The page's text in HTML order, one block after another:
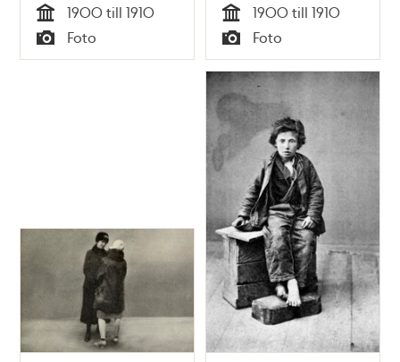
Tid
1900 till 1910
Typ
Foto Tid
1900 till 1910
Typ
Foto